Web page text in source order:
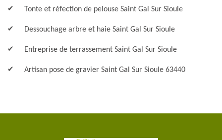
Tonte et réfection de pelouse Saint Gal Sur Sioule
Dessouchage arbre et haie Saint Gal Sur Sioule
Entreprise de terrassement Saint Gal Sur Sioule
Artisan pose de gravier Saint Gal Sur Sioule 63440